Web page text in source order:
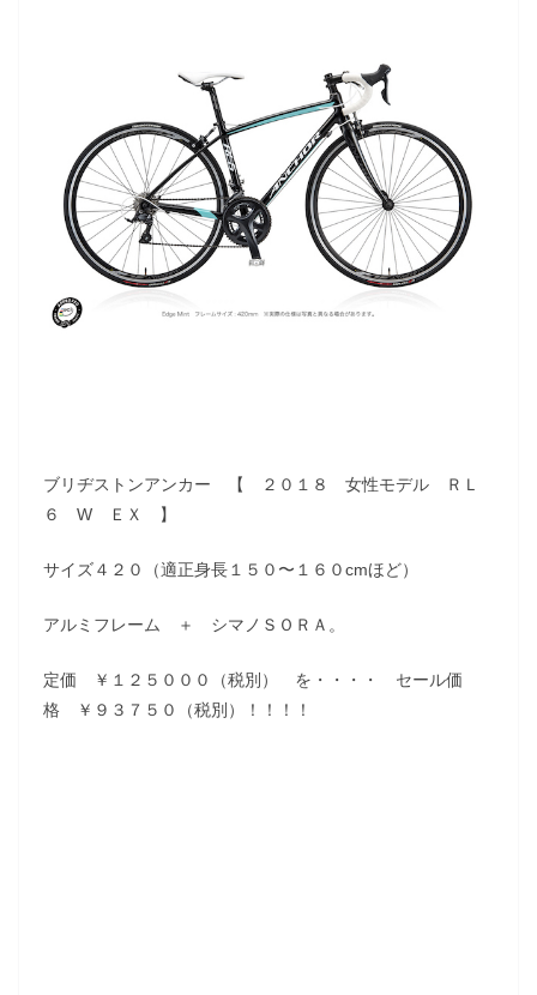
ブリヂストンアンカー 【 ２０１８ 女性モデル ＲＬ
６ W ＥＸ 】
サイズ４２０（適正身長１５０〜１６０cmほど）
アルミフレーム ＋ シマノＳＯＲＡ。
定価 ￥１２５０００（税別） を・・・・ セール価
格 ￥９３７５０（税別）！！！！